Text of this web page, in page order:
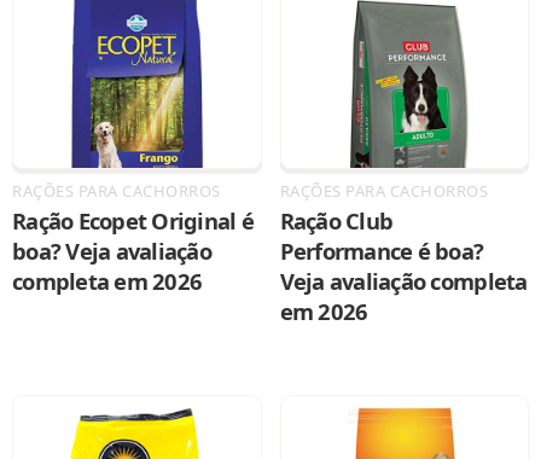
RAÇÕES PARA CACHORROS
Ração Ecopet Original é
boa? Veja avaliação
completa em 2026
RAÇÕES PARA CACHORROS
Ração Club
Performance é boa?
Veja avaliação completa
em 2026